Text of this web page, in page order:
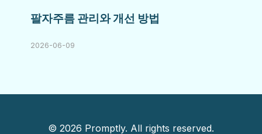
팔자주름 관리와 개선 방법
2026-06-09
© 2026 Promptly. All rights reserved.